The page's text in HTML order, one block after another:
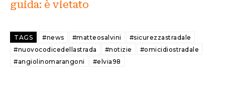
guida: è vietato
TAGS #news #matteosalvini
#sicurezzastradale
#nuovocodicedellastrada
#notizie
#omicidiostradale
#angiolinomarangoni
#elvia98